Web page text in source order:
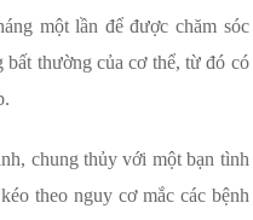
một lần để được chăm sóc
thường của cơ thể, từ đó có
chung thủy với một bạn tình
theo nguy cơ mắc các bệnh